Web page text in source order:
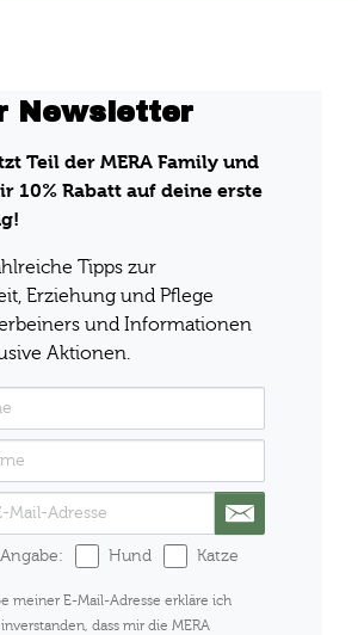
Newsletter
Teil der MERA Family und
10% Rabatt auf deine erste
Tipps zur
Erziehung und Pflege
und Informationen
Aktionen.
Hund Katze
meiner E-Mail-Adresse erkläre ich
dass mir die MERA